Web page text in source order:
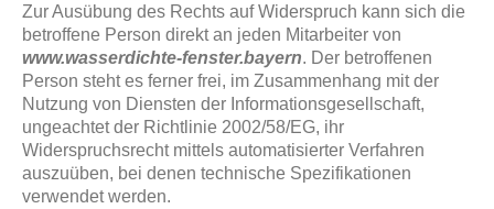
Zur Ausübung des Rechts auf Widerspruch kann sich die
betroffene Person direkt an jeden Mitarbeiter von
www.wasserdichte-fenster.bayern. Der betroffenen
Person steht es ferner frei, im Zusammenhang mit der
Nutzung von Diensten der Informationsgesellschaft,
ungeachtet der Richtlinie 2002/58/EG, ihr
Widerspruchsrecht mittels automatisierter Verfahren
auszuüben, bei denen technische Spezifikationen
verwendet werden.